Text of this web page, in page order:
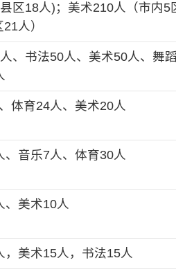
区18人)；美术210人（市内5
人）
、书法50人、美术50人、舞
体育24人、美术20人
、音乐7人、体育30人
、美术10人
，美术15人，书法15人